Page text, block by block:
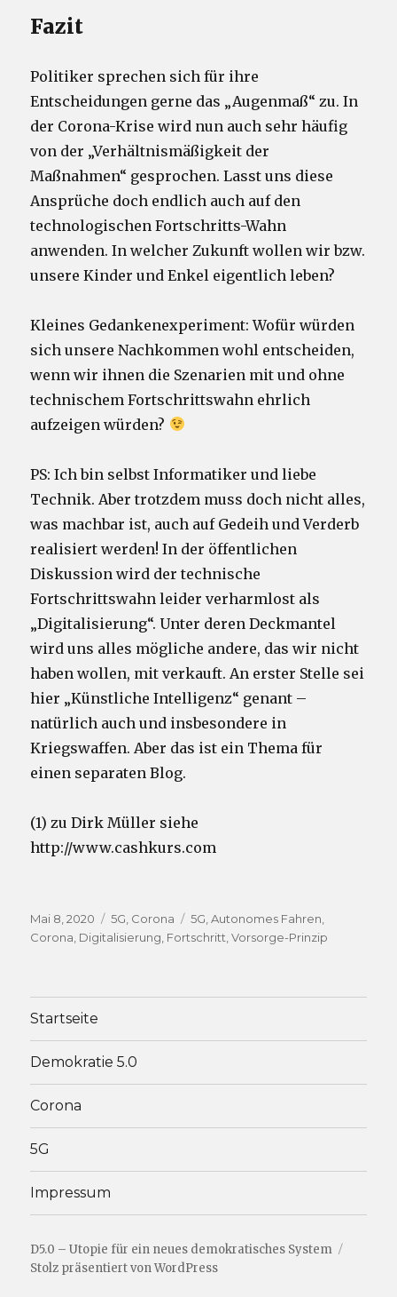
Fazit
Politiker sprechen sich für ihre
Entscheidungen gerne das „Augenmaß“ zu. In
der Corona-Krise wird nun auch sehr häufig
von der „Verhältnismäßigkeit der
Maßnahmen“ gesprochen. Lasst uns diese
Ansprüche doch endlich auch auf den
technologischen Fortschritts-Wahn
anwenden. In welcher Zukunft wollen wir bzw.
unsere Kinder und Enkel eigentlich leben?
Kleines Gedankenexperiment: Wofür würden
sich unsere Nachkommen wohl entscheiden,
wenn wir ihnen die Szenarien mit und ohne
technischem Fortschrittswahn ehrlich
aufzeigen würden?
PS: Ich bin selbst Informatiker und liebe
Technik. Aber trotzdem muss doch nicht alles,
was machbar ist, auch auf Gedeih und Verderb
realisiert werden! In der öffentlichen
Diskussion wird der technische
Fortschrittswahn leider verharmlost als
„Digitalisierung“. Unter deren Deckmantel
wird uns alles mögliche andere, das wir nicht
haben wollen, mit verkauft. An erster Stelle sei
hier „Künstliche Intelligenz“ genant –
natürlich auch und insbesondere in
Kriegswaffen. Aber das ist ein Thema für
einen separaten Blog.
(1) zu Dirk Müller siehe
http://www.cashkurs.com
Veröffentlicht
am
Mai 8, 2020 Kategorien
5G Corona Schlagwörter
5G ,Autonomes Fahren
Corona Digitalisierung Fortschritt ,Vorsorge-Prinzip
Startseite
Demokratie 5.0
Corona
5G
Impressum
D5.0 – Utopie für ein neues demokratisches System
Stolz präsentiert von WordPress